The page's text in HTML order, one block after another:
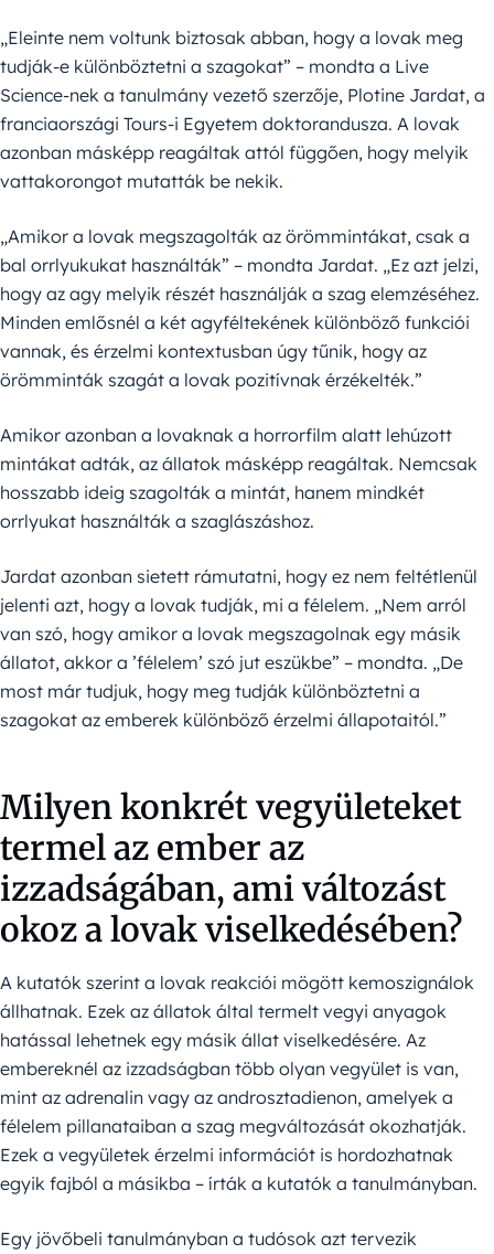
„Eleinte nem voltunk biztosak abban, hogy a lovak meg
tudják-e különböztetni a szagokat” – mondta a Live
Science-nek a tanulmány vezető szerzője, Plotine Jardat, a
franciaországi Tours-i Egyetem doktorandusza. A lovak
azonban másképp reagáltak attól függően, hogy melyik
vattakorongot mutatták be nekik.
„Amikor a lovak megszagolták az örömmintákat, csak a
bal orrlyukukat használták” – mondta Jardat. „Ez azt jelzi,
hogy az agy melyik részét használják a szag elemzéséhez.
Minden emlősnél a két agyféltekének különböző funkciói
vannak, és érzelmi kontextusban úgy tűnik, hogy az
örömminták szagát a lovak pozitívnak érzékelték.”
Amikor azonban a lovaknak a horrorfilm alatt lehúzott
mintákat adták, az állatok másképp reagáltak. Nemcsak
hosszabb ideig szagolták a mintát, hanem mindkét
orrlyukat használták a szaglászáshoz.
Jardat azonban sietett rámutatni, hogy ez nem feltétlenül
jelenti azt, hogy a lovak tudják, mi a félelem. „Nem arról
van szó, hogy amikor a lovak megszagolnak egy másik
állatot, akkor a ’félelem’ szó jut eszükbe” – mondta. „De
most már tudjuk, hogy meg tudják különböztetni a
szagokat az emberek különböző érzelmi állapotaitól.”
Milyen konkrét vegyületeket
termel az ember az
izzadságában, ami változást
okoz a lovak viselkedésében?
A kutatók szerint a lovak reakciói mögött kemoszignálok
állhatnak. Ezek az állatok által termelt vegyi anyagok
hatással lehetnek egy másik állat viselkedésére. Az
embereknél az izzadságban több olyan vegyület is van,
mint az adrenalin vagy az androsztadienon, amelyek a
félelem pillanataiban a szag megváltozását okozhatják.
Ezek a vegyületek érzelmi információt is hordozhatnak
egyik fajból a másikba – írták a kutatók a tanulmányban.
Egy jövőbeli tanulmányban a tudósok azt tervezik